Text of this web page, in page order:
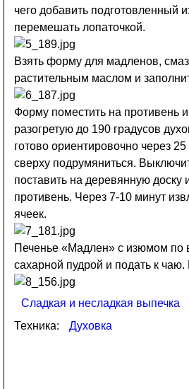
чего добавить подготовленный
перемешать лопаточкой.
Взять форму для мадленов,
растительным маслом и
Форму поместить на противень и
разогретую до 190 градусов
готово ориентировочно через
сверху подрумяниться.
поставить на деревянную доску
противень. Через 7-10 минут
ячеек.
Печенье «Мадлен» с изюмом по
сахарной пудрой и подать к чаю.
Сладкая и несладкая выпечка
Техника:
Духовка